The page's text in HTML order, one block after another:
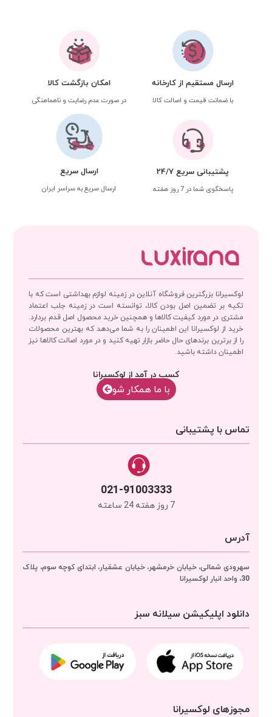
ارسال مستقیم از کارخانه
با ضمانت قیمت و اصالت کالا
امکان بازگشت کالا
در صورت عدم رضایت و ناهماهنگی
پشتیبانی سریع 24/7
پاسخگوی شما در 7 روز هفته
ارسال سریع
ارسال سریع به سراسر ایران
لوکسیرانا بزرگترین فروشگاه آنلاین در زمینه لوازم بهداشتی است که با
تکیه بر تضمین اصل بودن کالا، توانسته است در زمینه جلب اعتماد
مشتری در مورد کیفیت کالاها و همچنین خرید محصول اصل قدم بردارد.
خرید از لوکسیرانا این اطمینان را به شما می‌دهد که بهترین محصولات
را از برترین برندهای حال حاضر بازار تهیه کنید و در مورد اصالت کالاها نیز
اطمینان داشته باشید.
کسب در آمد از لوکسیرانا
با‌‌ ما همکار شو
تماس با پشتیبانی
021-91003333
7 روز هفته 24 ساعته
آدرس
سهرودی شمالی، خیابان خرمشهر، خیابان عشقیار، ابتدای کوچه سوم، پلاک
30، واحد انبار
لوکسیرانا
دانلود اپلیکیشن سیلانه سبز
مجوزهای لوکسیرانا